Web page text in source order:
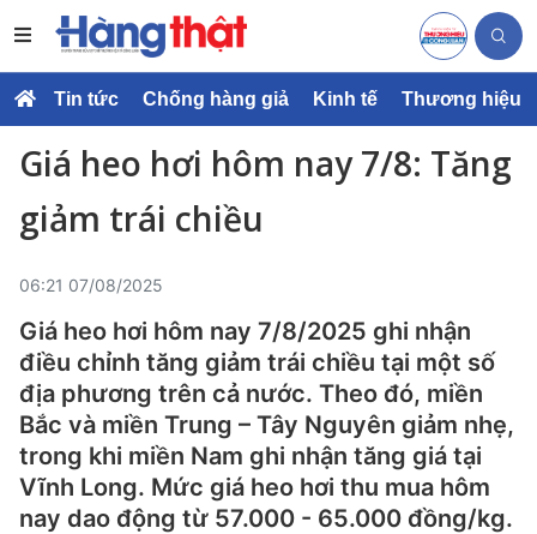
Tin tức Chống hàng giả Kinh tế Thương hiệu
Giá heo hơi hôm nay 7/8: Tăng
giảm trái chiều
06:21 07/08/2025
Giá heo hơi hôm nay 7/8/2025 ghi nhận
điều chỉnh tăng giảm trái chiều tại một số
địa phương trên cả nước. Theo đó, miền
Bắc và miền Trung – Tây Nguyên giảm nhẹ,
trong khi miền Nam ghi nhận tăng giá tại
Vĩnh Long. Mức giá heo hơi thu mua hôm
nay dao động từ 57.000 - 65.000 đồng/kg.